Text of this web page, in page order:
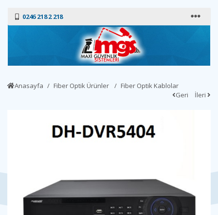
0246 218 2 218
Anasayfa Fiber Optik Ürünler
Fiber Optik Kablolar
Geri
İleri